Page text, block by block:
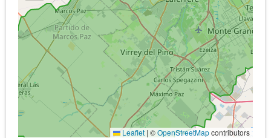
Leaflet | ©OpenStreetMapcontributors